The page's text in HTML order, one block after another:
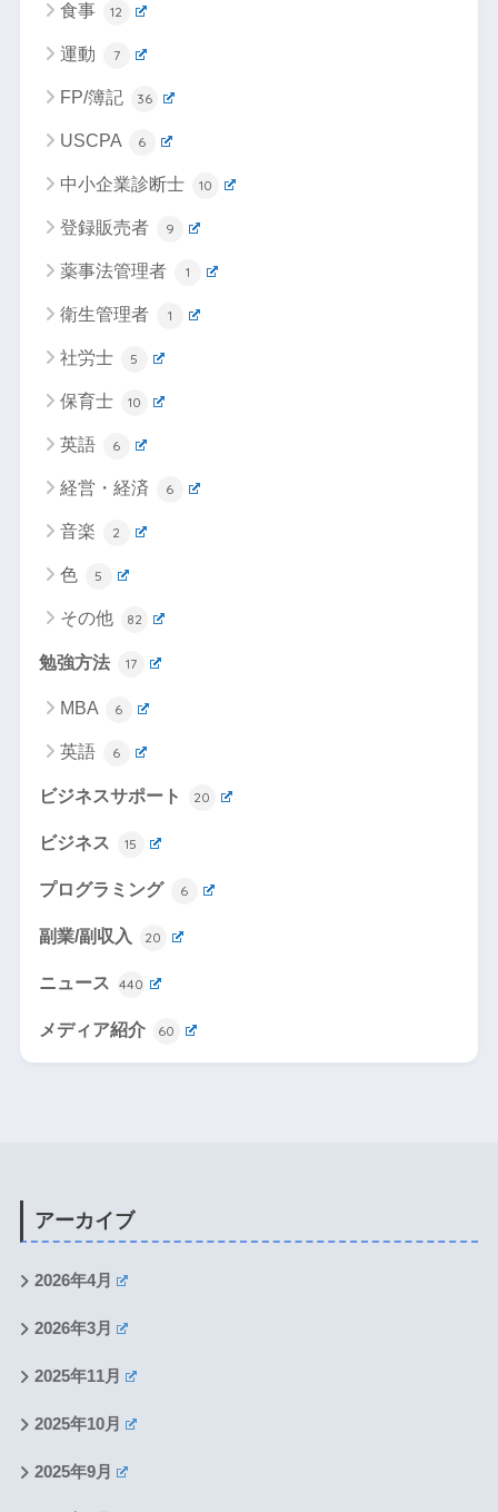
食事 12
運動 7
FP/簿記 36
USCPA 6
中小企業診断士 10
登録販売者 9
薬事法管理者 1
衛生管理者 1
社労士 5
保育士 10
英語 6
経営・経済 6
音楽 2
色 5
その他 82
勉強方法 17
MBA 6
英語 6
ビジネスサポート 20
ビジネス 15
プログラミング 6
副業/副収入 20
ニュース 440
メディア紹介 60
アーカイブ
2026年4月
2026年3月
2025年11月
2025年10月
2025年9月